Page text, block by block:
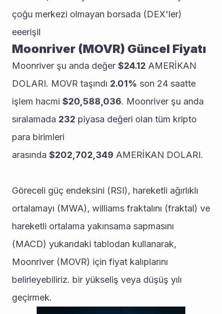
çoğu merkezi olmayan borsada (DEX'ler)
eeerişil
Moonriver (MOVR) Güncel Fiyatı
Moonriver şu anda değer $24.12 AMERİKAN
DOLARI. MOVR taşındı 2.01% son 24 saatte
işlem hacmi $20,588,036. Moonriver şu anda
sıralamada 232 piyasa değeri olan tüm kripto
para birimleri
arasında $202,702,349 AMERİKAN DOLARI.
Göreceli güç endeksini (RSI), hareketli ağırlıklı
ortalamayı (MWA), williams fraktalını (fraktal) ve
hareketli ortalama yakınsama sapmasını
(MACD) yukarıdaki tablodan kullanarak,
Moonriver (MOVR) için fiyat kalıplarını
belirleyebiliriz. bir yükseliş veya düşüş yılı
geçirmek.